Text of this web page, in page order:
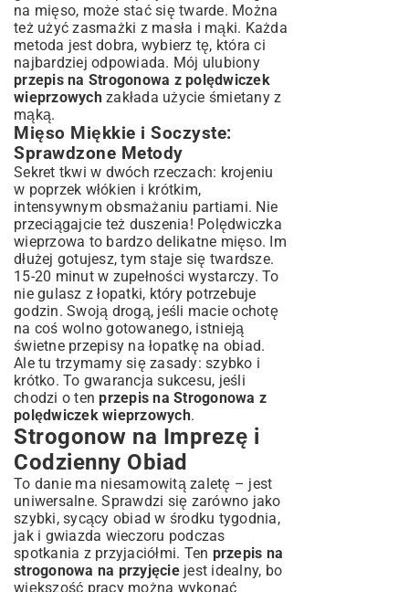
na mięso, może stać się twarde. Można
też użyć zasmażki z masła i mąki. Każda
metoda jest dobra, wybierz tę, która ci
najbardziej odpowiada. Mój ulubiony
przepis na Strogonowa z polędwiczek
wieprzowychzakłada użycie śmietany z
mąką.
Mięso Miękkie i Soczyste:
Sprawdzone Metody
Sekret tkwi w dwóch rzeczach: krojeniu
w poprzek włókien i krótkim,
intensywnym obsmażaniu partiami. Nie
przeciągajcie też duszenia! Polędwiczka
wieprzowa to bardzo delikatne mięso. Im
dłużej gotujesz, tym staje się twardsze.
15-20 minut w zupełności wystarczy. To
nie gulasz z łopatki, który potrzebuje
godzin. Swoją drogą, jeśli macie ochotę
na coś wolno gotowanego, istnieją
świetne przepisy na łopatkę na obiad.
Ale tu trzymamy się zasady: szybko i
krótko. To gwarancja sukcesu, jeśli
chodzi o tenprzepis na Strogonowa z
polędwiczek wieprzowych.
Strogonow na Imprezę i
Codzienny Obiad
To danie ma niesamowitą zaletę – jest
uniwersalne. Sprawdzi się zarówno jako
szybki, sycący obiad w środku tygodnia,
jak i gwiazda wieczoru podczas
spotkania z przyjaciółmi. Ten przepis na
strogonowa na przyjęciejest idealny, bo
większość pracy można wykonać